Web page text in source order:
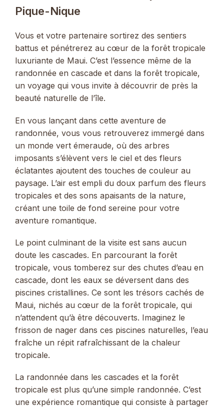
Pique-Nique
Vous et votre partenaire sortirez des sentiers
battus et pénétrerez au cœur de la forêt tropicale
luxuriante de Maui. C’est l’essence même de la
randonnée en cascade et dans la forêt tropicale,
un voyage qui vous invite à découvrir de près la
beauté naturelle de l’île.
En vous lançant dans cette aventure de
randonnée, vous vous retrouverez immergé dans
un monde vert émeraude, où des arbres
imposants s’élèvent vers le ciel et des fleurs
éclatantes ajoutent des touches de couleur au
paysage. L’air est empli du doux parfum des fleurs
tropicales et des sons apaisants de la nature,
créant une toile de fond sereine pour votre
aventure romantique.
Le point culminant de la visite est sans aucun
doute les cascades. En parcourant la forêt
tropicale, vous tomberez sur des chutes d’eau en
cascade, dont les eaux se déversent dans des
piscines cristallines. Ce sont les trésors cachés de
Maui, nichés au cœur de la forêt tropicale, qui
n’attendent qu’à être découverts. Imaginez le
frisson de nager dans ces piscines naturelles, l’eau
fraîche un répit rafraîchissant de la chaleur
tropicale.
La randonnée dans les cascades et la forêt
tropicale est plus qu’une simple randonnée. C’est
une expérience romantique qui consiste à partager